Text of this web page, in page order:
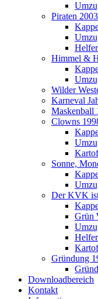
Piraten 2003
Himmel &
Wilder
Karneval
Maskenball
Clowns
Sonne,
Der KVK
Grün
Gründung
Downloadbereich
Kontakt